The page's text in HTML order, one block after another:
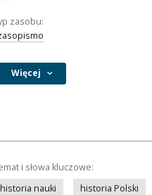
zasobu:
Więcej
i słowa kluczowe:
historia nauki
historia Polski